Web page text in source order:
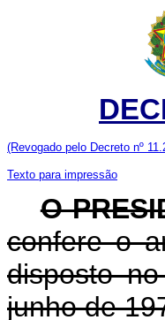
(Revogado pelo Decreto nº
Texto para impressão
O
confere o
disposto
junho de